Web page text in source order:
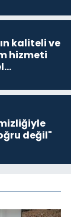
kaliteli ve
hizmeti
değil"